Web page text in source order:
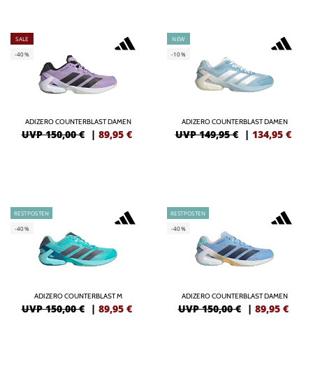
SALE
-40%
ADIZERO COUNTERBLAST DAMEN
UVP 150,00 € | 89,95 €
NEW
-10%
ADIZERO COUNTERBLAST DAMEN
UVP 149,95 € | 134,95 €
RESTPOSTEN
-40%
ADIZERO COUNTERBLAST M
UVP 150,00 € | 89,95 €
RESTPOSTEN
-40%
ADIZERO COUNTERBLAST DAMEN
UVP 150,00 € | 89,95 €